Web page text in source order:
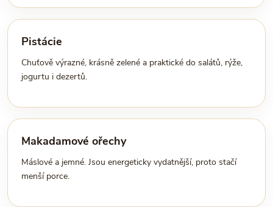
Pistácie
Chuťově výrazné, krásně zelené a praktické do salátů, rýže,
jogurtu i dezertů.
Makadamové ořechy
Máslové a jemné. Jsou energeticky vydatnější, proto stačí
menší porce.